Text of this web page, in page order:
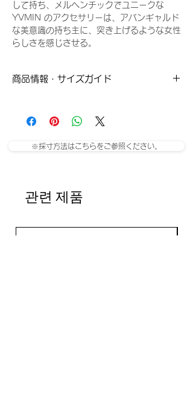
して持ち、メルヘンチックでユニークな
YVMIN のアクセサリーは、アバンギャルド
な美意識の持ち主に、突き上げるような女性
らしさを感じさせる。
商品情報・サイズガイド
ABS resin Zirconia
※採寸方法はこちらをご参照ください。
관련 제품